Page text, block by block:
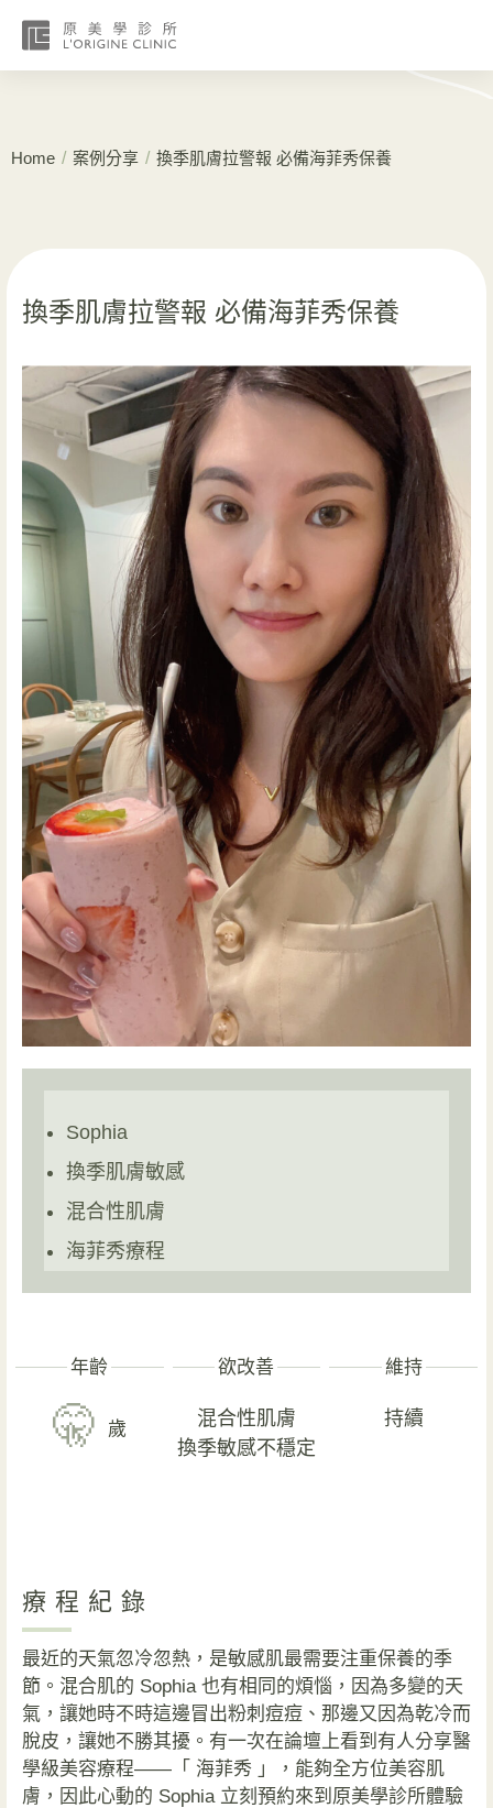
Home / 案例分享 / 換季肌膚拉警報 必備海菲秀保養
換季肌膚拉警報 必備海菲秀保養
Sophia
換季肌膚敏感
混合性肌膚
海菲秀療程
年齡
🤫 歲
欲改善
混合性肌膚
換季敏感不穩定
維持
持續
療程紀錄
最近的天氣忽冷忽熱，是敏感肌最需要注重保養的季
節。混合肌的 Sophia 也有相同的煩惱，因為多變的天
氣，讓她時不時這邊冒出粉刺痘痘、那邊又因為乾冷而
脫皮，讓她不勝其擾。有一次在論壇上看到有人分享醫
學級美容療程——「 海菲秀 」，能夠全方位美容肌
膚，因此心動的 Sophia 立刻預約來到原美學診所體驗